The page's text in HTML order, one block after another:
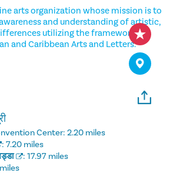
arts organization whose mission is to
and understanding of artistic,
utilizing the framework of
and Caribbean Arts and Letters.
Center: 2.20 miles
: 7.20 miles
: 17.97 miles